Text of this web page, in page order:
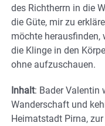
des Richtherrn in die
die Güte, mir zu
möchte herausfinden,
die Klinge in den
ohne aufzuschauen.
Inhalt: Bader Valentin
Wanderschaft und
Heimatstadt Pirna,